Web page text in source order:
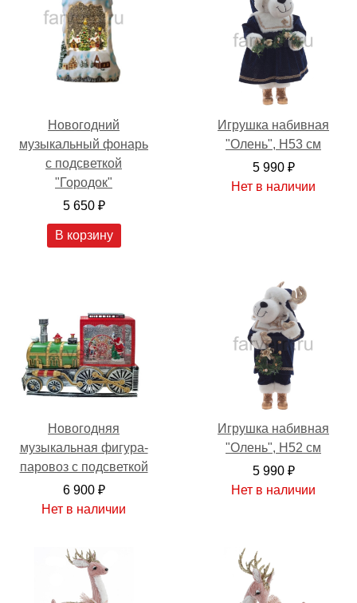
Новогодний
музыкальный фонарь
с подсветкой
"Городок"
5 650 ₽
В корзину
Игрушка набивная
"Олень", H53 см
5 990 ₽
Нет в наличии
Новогодняя
музыкальная фигура-
паровоз с подсветкой
6 900 ₽
Нет в наличии
Игрушка набивная
"Олень", H52 см
5 990 ₽
Нет в наличии